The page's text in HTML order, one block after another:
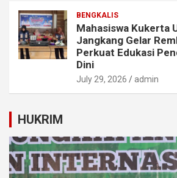
BENGKALIS
Mahasiswa Kukerta
Jangkang Gelar
Perkuat Edukasi
Dini
July 29, 2026 admin
HUKRIM